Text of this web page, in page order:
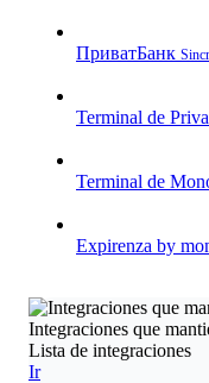
ПриватБанк
Terminal de
Terminal de
Expirenza by
Integraciones que
Lista de integraciones
Ir